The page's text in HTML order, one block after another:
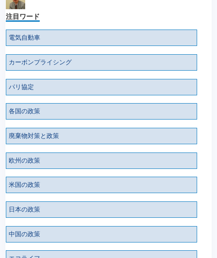
注目ワード
電気自動車
カーボンプライシング
パリ協定
各国の政策
廃棄物対策と政策
欧州の政策
米国の政策
日本の政策
中国の政策